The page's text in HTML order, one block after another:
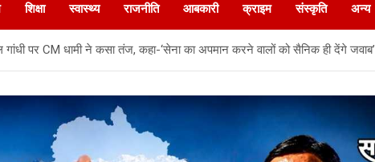
शिक्षा स्वास्थ्य राजनीति आबकारी क्राइम संस्कृति अन्य
गांधी पर CM धामी ने कसा तंज, कहा-‘सेना का अपमान करने वालों को सैनिक ही देंगे जवाब’